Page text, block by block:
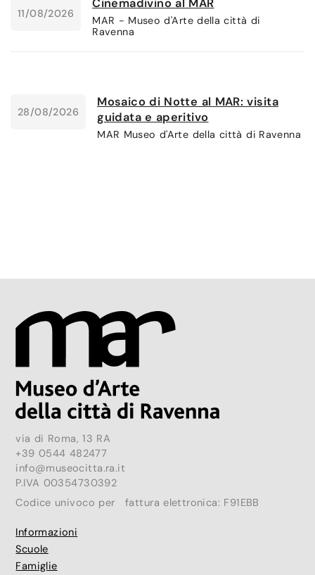
11/08/2026
Cinemadivino al MAR
MAR - Museo d'Arte della città di
Ravenna
28/08/2026
Mosaico di Notte al MAR: visita
guidata e aperitivo
MAR Museo d'Arte della città di Ravenna
via di Roma, 13 RA
+39 0544 482477
info@museocitta.ra.it
P.IVA 00354730392
Codice univoco per fattura elettronica: F91EBB
Informazioni
Scuole
Famiglie